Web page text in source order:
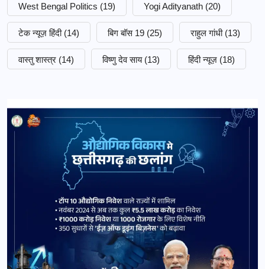
West Bengal Politics (19) Yogi Adityanath (20)
टेक न्यूज़ हिंदी (14) बिग बॉस 19 (25) राहुल गांधी (13)
वास्तु शास्त्र (14) विष्णु देव साय (13) हिंदी न्यूज़ (18)